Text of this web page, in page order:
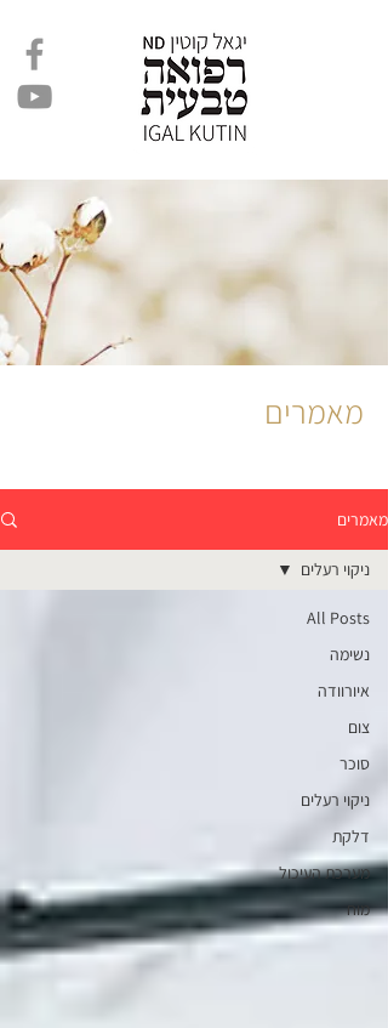
מאמרים
מאמרים
All Posts
נשימה
איורוודה
צום
סוכר
ניקוי רעלים
דלקת
מערכת העיכול
מוח
ניקוי רעלים